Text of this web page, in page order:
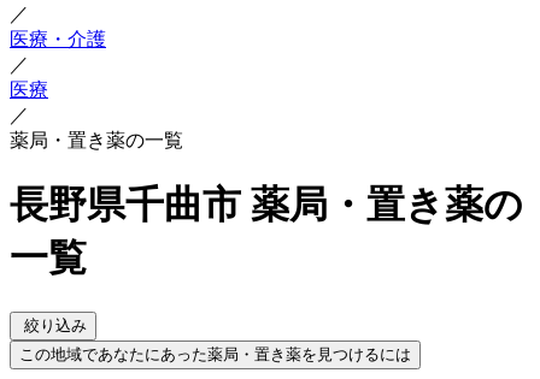
／
医療・介護
／
医療
／
薬局・置き薬の一覧
長野県千曲市 薬局・置き薬の
一覧
絞り込み
この地域であなたにあった薬局・置き薬を見つけるには